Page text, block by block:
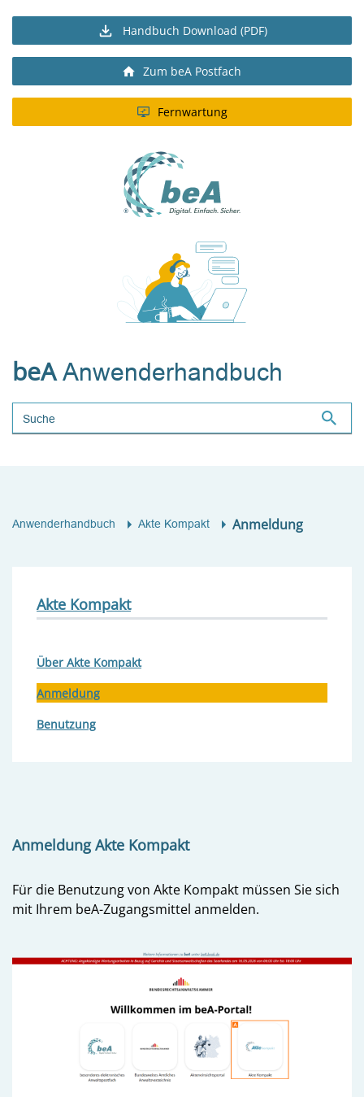
Handbuch Download (PDF)
Zum beA Postfach
Fernwartung
beAAnwenderhandbuch
Suchbegriff
Anwenderhandbuch Akte Kompakt Anmeldung
Akte Kompakt
Über Akte Kompakt
Anmeldung
Benutzung
Anmeldung Akte Kompakt
Für die Benutzung von Akte Kompakt müssen Sie sich
mit Ihrem beA-Zugangsmittel anmelden.